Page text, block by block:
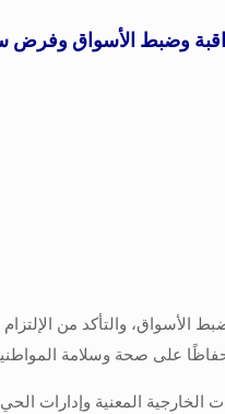
وضبط الأسواق وفرض
الأسواق، والتأكد من الإلتزام
حفاظًا على صحة وسلامة
المعنية وإدارات الحي